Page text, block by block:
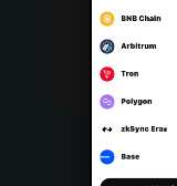
Português (Portugal)
Bahasa Indonesia
Português (Brasil)